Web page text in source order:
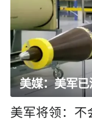
美军将领：不